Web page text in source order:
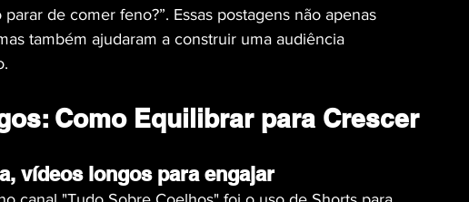
de comer feno?”. Essas postagens não apenas
também ajudaram a construir uma audiência
Como Equilibrar para Crescer
vídeos longos para engajar